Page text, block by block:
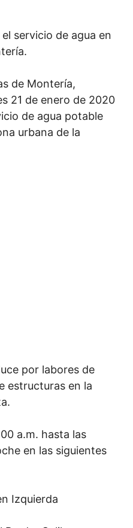
servicio de agua en
de Montería,
21 de enero de 2020
de agua potable
urbana de la
por labores de
estructuras en la
a.m. hasta las
en las siguientes
Izquierda